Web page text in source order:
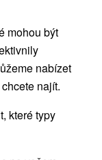
PODLE
mohou být
nabízet
najít.
které typy